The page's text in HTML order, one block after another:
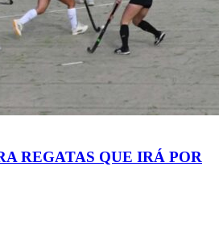
REGATAS QUE IRÁ POR